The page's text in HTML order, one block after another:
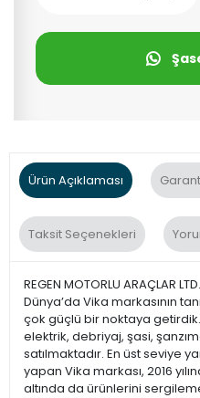
Ürün Açıklaması
Taksit Seçenekleri
REGEN MOTORLU ARAÇLAR
Dünya’da Vika markasının
çok güçlü bir noktaya
elektrik, debriyaj, şasi,
satılmaktadır. En üst seviye
yapan Vika markası, 2016
altında da ürünlerini